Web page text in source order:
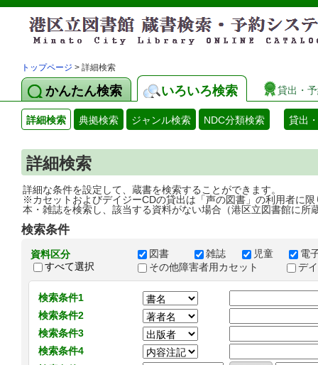
トップページ > 詳細検索
かんたん検索 いろいろ検索 貸出・
詳細検索 典拠検索 ジャンル検索 NDC分類検索 貸出
詳細検索
詳細な条件を設定して、蔵書を検索することができます。
※カセットおよびデイジーCDの貸出は「声の図書」の利用者に限
本・雑誌を検索し、該当する資料がない場合（港区立図書館に所
検索条件
資料区分
すべて選択
図書 雑誌 児童
電
その他障害者用カセット
デ
検索条件1
検索条件2
検索条件3
検索条件4